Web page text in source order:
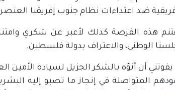
ضد اعتداءات نظام جنوب إفريقيا
هذه الفرصة كذلك لأعبر عن شكري
الوطني، والاعتراف بدولة فلسطين.
يفوتني أن أنوّه بالشكر الجزيل لسيادة الأمين
المتواصلة في إنجاز ما تصبو إليه